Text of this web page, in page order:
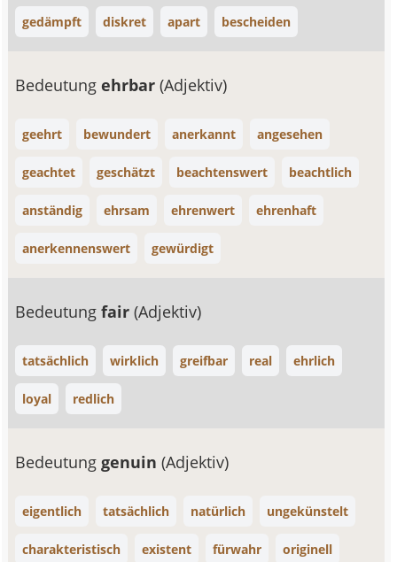
gedämpft diskret apart bescheiden
Bedeutungehrbar(Adjektiv)
geehrt bewundert anerkannt angesehen
geachtet geschätzt beachtenswert beachtlich
anständig ehrsam ehrenwert ehrenhaft
anerkennenswert gewürdigt
Bedeutungfair(Adjektiv)
tatsächlich wirklich greifbar real ehrlich
loyal redlich
Bedeutunggenuin(Adjektiv)
eigentlich tatsächlich natürlich ungekünstelt
charakteristisch existent fürwahr originell